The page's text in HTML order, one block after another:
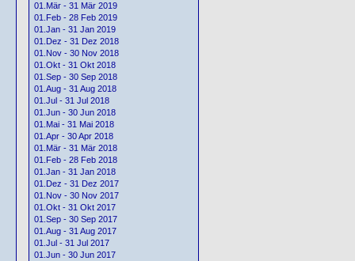
01.Mär - 31 Mär 2019
01.Feb - 28 Feb 2019
01.Jan - 31 Jan 2019
01.Dez - 31 Dez 2018
01.Nov - 30 Nov 2018
01.Okt - 31 Okt 2018
01.Sep - 30 Sep 2018
01.Aug - 31 Aug 2018
01.Jul - 31 Jul 2018
01.Jun - 30 Jun 2018
01.Mai - 31 Mai 2018
01.Apr - 30 Apr 2018
01.Mär - 31 Mär 2018
01.Feb - 28 Feb 2018
01.Jan - 31 Jan 2018
01.Dez - 31 Dez 2017
01.Nov - 30 Nov 2017
01.Okt - 31 Okt 2017
01.Sep - 30 Sep 2017
01.Aug - 31 Aug 2017
01.Jul - 31 Jul 2017
01.Jun - 30 Jun 2017